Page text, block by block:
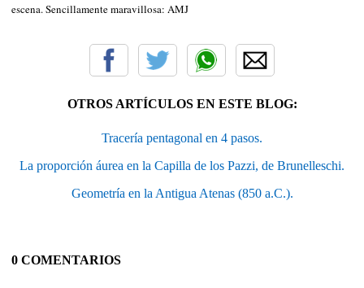
escena. Sencillamente maravillosa: AMJ
OTROS ARTÍCULOS EN ESTE BLOG:
Tracería pentagonal en 4 pasos.
La proporción áurea en la Capilla de los Pazzi, de Brunelleschi.
Geometría en la Antigua Atenas (850 a.C.).
0 COMENTARIOS